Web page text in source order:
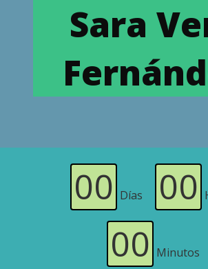
Sara
00 Días 00
00 Minutos